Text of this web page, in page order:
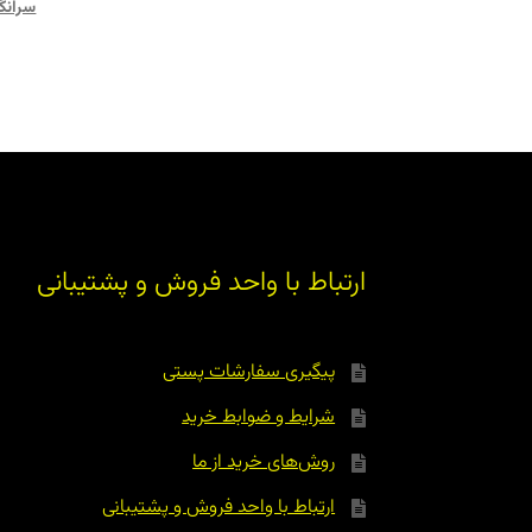
ارتباط با واحد فروش و پشتیبانی
پیگیری سفارشات پستی
شرایط و ضوابط خرید
روش‌های خرید از ما
ارتباط با واحد فروش و پشتیبانی